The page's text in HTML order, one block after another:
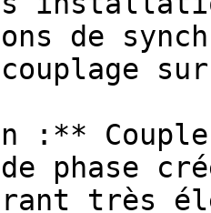
de
phase
très